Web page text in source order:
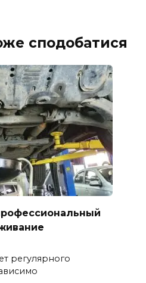
сподобатися
регулярного